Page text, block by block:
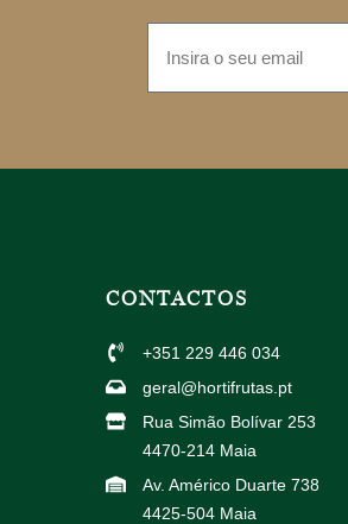
CONTACTOS
+351 229 446 034
geral@hortifrutas.pt
Rua Simão Bolívar 253
4470-214 Maia
Av. Américo Duarte 738
4425-504 Maia